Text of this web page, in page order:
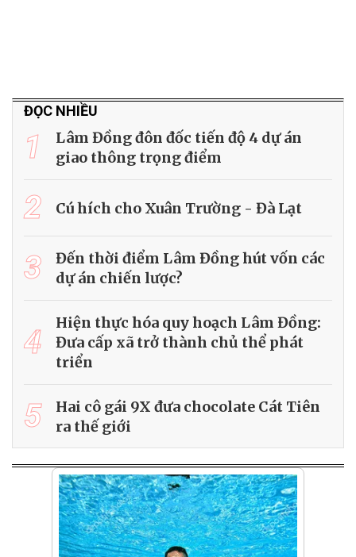
ĐỌC NHIỀU
1
Lâm Đồng đôn đốc tiến độ 4 dự án
giao thông trọng điểm
2 Cú hích cho Xuân Trường - Đà Lạt
3
Đến thời điểm Lâm Đồng hút vốn các
dự án chiến lược?
4
Hiện thực hóa quy hoạch Lâm Đồng:
Đưa cấp xã trở thành chủ thể phát
triển
5
Hai cô gái 9X đưa chocolate Cát Tiên
ra thế giới